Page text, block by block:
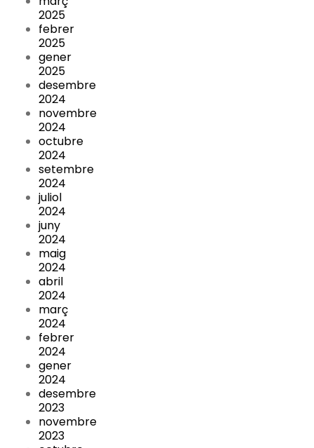
2025
febrer
2025
gener
2025
desembre
2024
novembre
2024
octubre
2024
setembre
2024
juliol
2024
juny
2024
maig
2024
abril
2024
març
2024
febrer
2024
gener
2024
desembre
2023
novembre
2023